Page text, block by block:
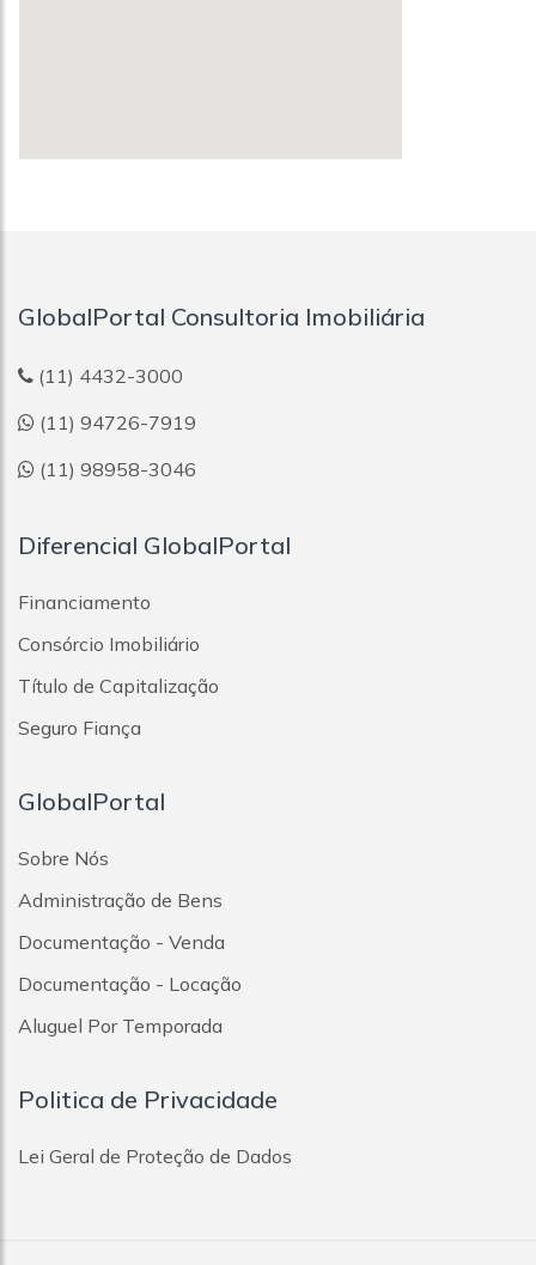
GlobalPortal Consultoria Imobiliária
(11) 4432-3000
(11) 94726-7919
(11) 98958-3046
Diferencial GlobalPortal
Financiamento
Consórcio Imobiliário
Título de Capitalização
Seguro Fiança
GlobalPortal
Sobre Nós
Administração de Bens
Documentação - Venda
Documentação - Locação
Aluguel Por Temporada
Politica de Privacidade
Lei Geral de Proteção de Dados